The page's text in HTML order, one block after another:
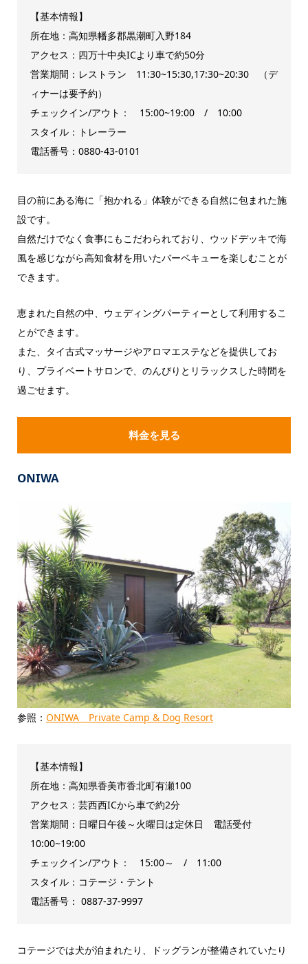
【基本情報】
所在地：高知県幡多郡黒潮町入野184
アクセス：四万十中央ICより車で約50分
営業期間：レストラン 11:30~15:30,17:30~20:30 （デ
ィナーは要予約）
チェックイン/アウト： 15:00~19:00 / 10:00
スタイル：トレーラー
電話番号：0880-43-0101
目の前にある海に「抱かれる」体験ができる自然に包まれた施
設です。
自然だけでなく食事にもこだわられており、ウッドデッキで海
風を感じながら高知食材を用いたバーベキューを楽しむことが
できます。
恵まれた自然の中、ウェディングパーティーとして利用するこ
とができます。
また、タイ古式マッサージやアロマエステなどを提供してお
り、プライベートサロンで、のんびりとリラックスした時間を
過ごせます。
料金を見る
ONIWA
参照： ONIWA Private Camp & Dog Resort
【基本情報】
所在地：高知県香美市香北町有瀬100
アクセス：芸西西ICから車で約2分
営業期間：日曜日午後～火曜日は定休日 電話受付
10:00~19:00
チェックイン/アウト： 15:00～ / 11:00
スタイル：コテージ・テント
電話番号： 0887-37-9997
コテージでは犬が泊まれたり、ドッグランが整備されていたり